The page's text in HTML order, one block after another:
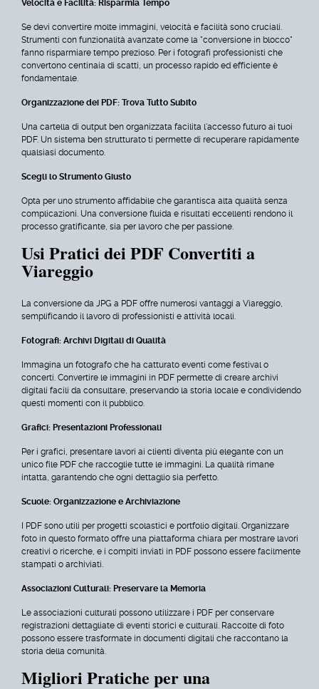
Velocità e Facilità: Risparmia Tempo
Se devi convertire molte immagini, velocità e facilità sono cruciali.
Strumenti con funzionalità avanzate come la "conversione in blocco"
fanno risparmiare tempo prezioso. Per i fotografi professionisti che
convertono centinaia di scatti, un processo rapido ed efficiente è
fondamentale.
Organizzazione dei PDF: Trova Tutto Subito
Una cartella di output ben organizzata facilita l'accesso futuro ai tuoi
PDF. Un sistema ben strutturato ti permette di recuperare rapidamente
qualsiasi documento.
Scegli lo Strumento Giusto
Opta per uno strumento affidabile che garantisca alta qualità senza
complicazioni. Una conversione fluida e risultati eccellenti rendono il
processo gratificante, sia per lavoro che per passione.
Usi Pratici dei PDF Convertiti a
Viareggio
La conversione da JPG a PDF offre numerosi vantaggi a Viareggio,
semplificando il lavoro di professionisti e attività locali.
Fotografi: Archivi Digitali di Qualità
Immagina un fotografo che ha catturato eventi come festival o
concerti. Convertire le immagini in PDF permette di creare archivi
digitali facili da consultare, preservando la storia locale e condividendo
questi momenti con il pubblico.
Grafici: Presentazioni Professionali
Per i grafici, presentare lavori ai clienti diventa più elegante con un
unico file PDF che raccoglie tutte le immagini. La qualità rimane
intatta, garantendo che ogni dettaglio sia perfetto.
Scuole: Organizzazione e Archiviazione
I PDF sono utili per progetti scolastici e portfolio digitali. Organizzare
foto in questo formato offre una piattaforma chiara per mostrare lavori
creativi o ricerche, e i compiti inviati in PDF possono essere facilmente
stampati o archiviati.
Associazioni Culturali: Preservare la Memoria
Le associazioni culturali possono utilizzare i PDF per conservare
registrazioni dettagliate di eventi storici e culturali. Raccolte di foto
possono essere trasformate in documenti digitali che raccontano la
storia della comunità.
Migliori Pratiche per una